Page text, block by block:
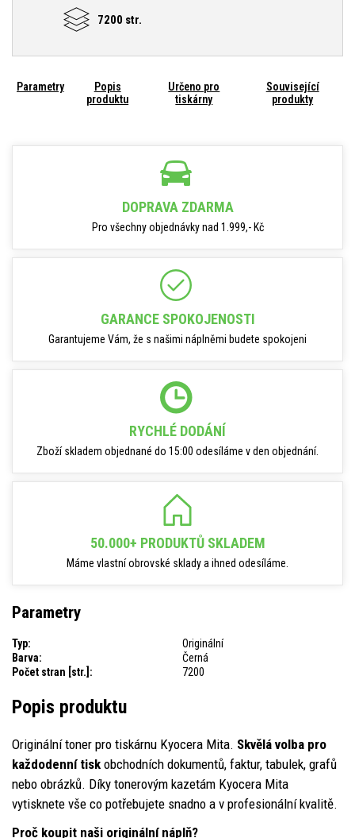
7200 str.
Parametry
Popis
produktu
Určeno pro
tiskárny
Související
produkty
DOPRAVA ZDARMA
Pro všechny objednávky nad 1.999,- Kč
GARANCE SPOKOJENOSTI
Garantujeme Vám, že s našimi náplněmi budete spokojeni
RYCHLÉ DODÁNÍ
Zboží skladem objednané do 15:00 odesíláme v den objednání.
50.000+ PRODUKTŮ SKLADEM
Máme vlastní obrovské sklady a ihned odesíláme.
Parametry
Typ:
Originální
Barva:
Černá
Počet stran [str.]:
7200
Popis produktu
Originální toner pro tiskárnu Kyocera Mita. Skvělá volba pro
každodenní tisk obchodních dokumentů, faktur, tabulek, grafů
nebo obrázků. Díky tonerovým kazetám Kyocera Mita
vytisknete vše co potřebujete snadno a v profesionální kvalitě.
Proč koupit naši originální náplň?